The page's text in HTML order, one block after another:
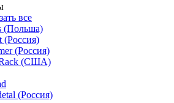
все
(Польша)
(Россия)
(Россия)
(США)
(Россия)